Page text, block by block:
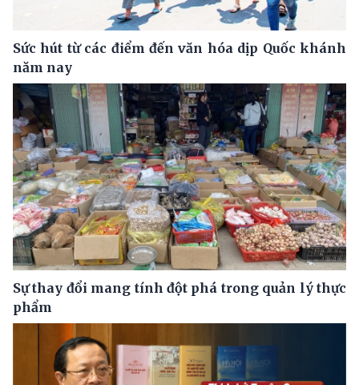
Sức hút từ các điểm đến văn hóa dịp Quốc khánh
năm nay
Sự thay đổi mang tính đột phá trong quản lý thực
phẩm